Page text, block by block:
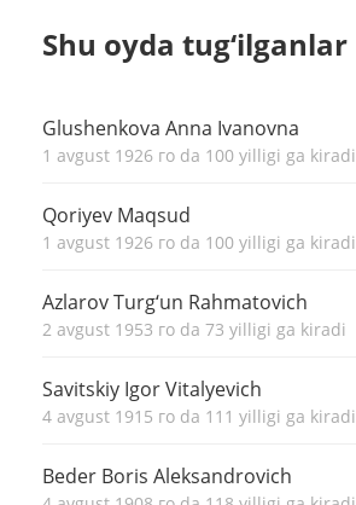
Shu oyda tug‘ilganlar
Glushenkova Anna Ivanovna
1 avgust 1926 го da 100 yilligi ga kiradi
Qoriyev Maqsud
1 avgust 1926 го da 100 yilligi ga kiradi
Azlarov Turg‘un Rahmatovich
2 avgust 1953 го da 73 yilligi ga kiradi
Savitskiy Igor Vitalyevich
4 avgust 1915 го da 111 yilligi ga kiradi
Beder Boris Aleksandrovich